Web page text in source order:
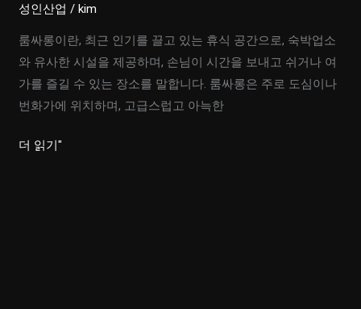
성인산업 /kim
룸싸롱이란, 최근 인기를 끌고 있는 휴식 공간으로, 숙박업소
와 유사한 시설을 제공하며, 손님이 시간을 보내고 쉬거나 여
가를 즐길 수 있는 장소를 말합니다. 룸싸롱은 주로 도심이나
번화가에 위치하며, 고급스럽고 아늑한
룸
더 읽기"